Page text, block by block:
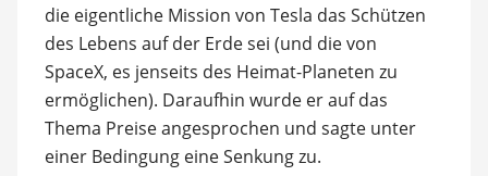
die eigentliche Mission von Tesla das Schützen
des Lebens auf der Erde sei (und die von
SpaceX, es jenseits des Heimat-Planeten zu
ermöglichen). Daraufhin wurde er auf das
Thema Preise angesprochen und sagte unter
einer Bedingung eine Senkung zu.